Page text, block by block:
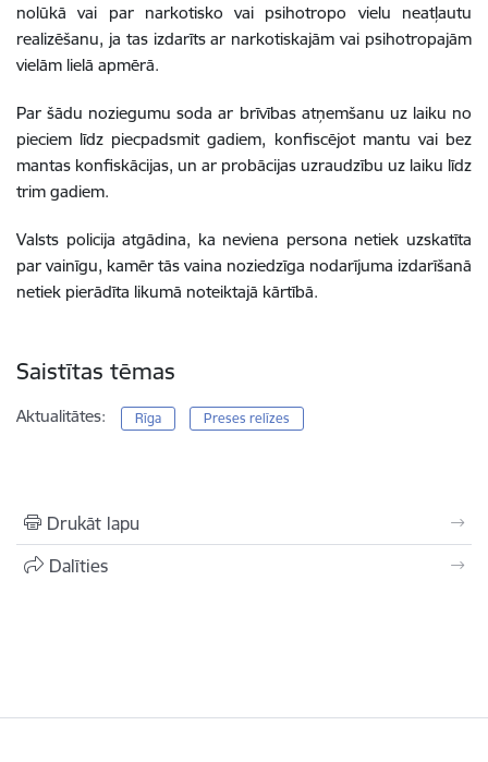
nolūkā vai par narkotisko vai psihotropo vielu neatļautu
realizēšanu, ja tas izdarīts ar narkotiskajām vai psihotropajām
vielām lielā apmērā.
Par šādu noziegumu soda ar brīvības atņemšanu uz laiku no
pieciem līdz piecpadsmit gadiem, konfiscējot mantu vai bez
mantas konfiskācijas, un ar probācijas uzraudzību uz laiku līdz
trim gadiem.
Valsts policija atgādina, ka neviena persona netiek uzskatīta
par vainīgu, kamēr tās vaina noziedzīga nodarījuma izdarīšanā
netiek pierādīta likumā noteiktajā kārtībā.
Saistītas tēmas
Aktualitātes: Rīga Preses relīzes
Drukāt lapu
Dalīties